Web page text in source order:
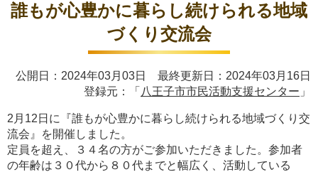
誰もが心豊かに暮らし続けられる地域
づくり交流会
公開日：2024年03月03日 最終更新日：2024年03月16日
登録元：「 八王子市市民活動支援センター 」
2月12日に『誰もが心豊かに暮らし続けられる地域づくり交
流会』を開催しました。
定員を超え、３４名の方がご参加いただきました。参加者
の年齢は３０代から８０代までと幅広く、活動している